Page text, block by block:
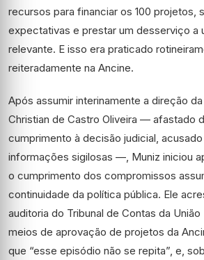
recursos para financiar os 100 projetos,
expectativas e prestar um desserviço a
relevante. E isso era praticado
reiteradamente na Ancine.
Após assumir interinamente a direção
Christian de Castro Oliveira — afastado
cumprimento à decisão judicial,
informações sigilosas —, Muniz iniciou
o cumprimento dos compromissos
continuidade da política pública. Ele
auditoria do Tribunal de Contas da
meios de aprovação de projetos da
que “esse episódio não se repita”, e,